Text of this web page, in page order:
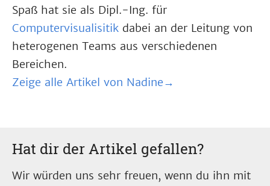
Spaß hat sie als Dipl.-Ing. für
Computervisualisitik dabei an der Leitung von
heterogenen Teams aus verschiedenen
Bereichen.
Zeige alle Artikel von Nadine→
Hat dir der Artikel gefallen?
Wir würden uns sehr freuen, wenn du ihn mit